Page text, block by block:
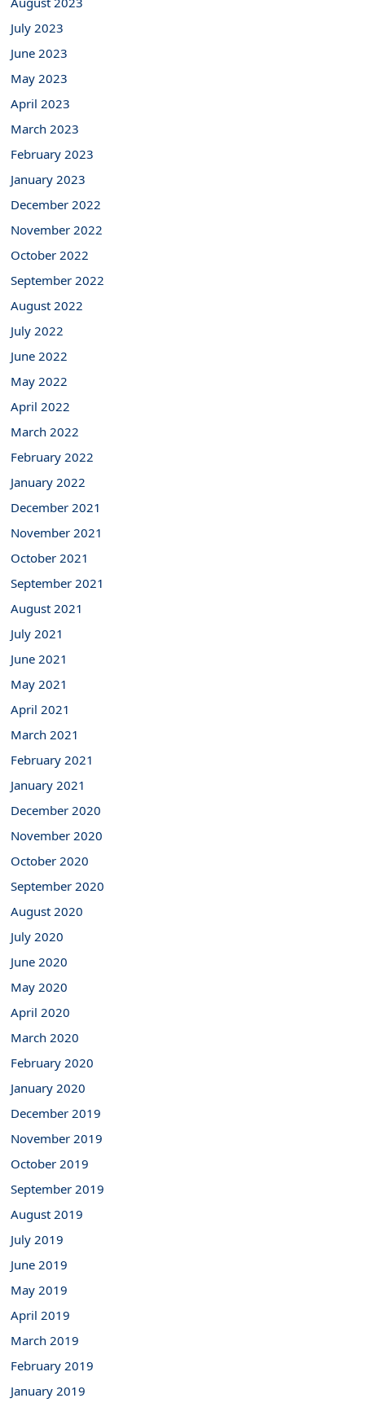
July 2023
June 2023
May 2023
April 2023
March 2023
February 2023
January 2023
December 2022
November 2022
October 2022
September 2022
August 2022
July 2022
June 2022
May 2022
April 2022
March 2022
February 2022
January 2022
December 2021
November 2021
October 2021
September 2021
August 2021
July 2021
June 2021
May 2021
April 2021
March 2021
February 2021
January 2021
December 2020
November 2020
October 2020
September 2020
August 2020
July 2020
June 2020
May 2020
April 2020
March 2020
February 2020
January 2020
December 2019
November 2019
October 2019
September 2019
August 2019
July 2019
June 2019
May 2019
April 2019
March 2019
February 2019
January 2019